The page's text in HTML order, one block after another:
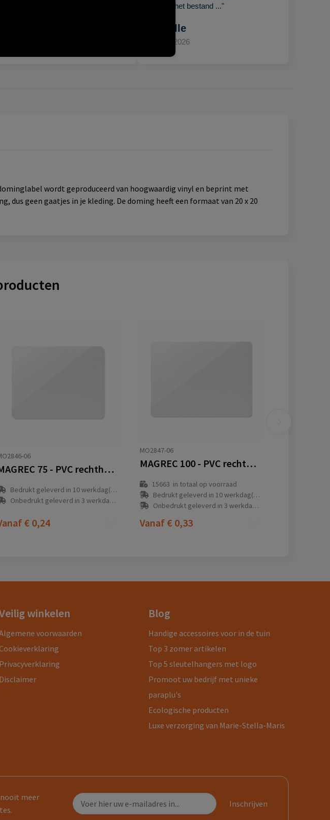
keer en het bestand ..."
Mariëlle
15 april 2026
wordt geproduceerd van hoogwaardig vinyl en beprint met
geen gaatjes in je kleding. De doming heeft een formaat van 20 x 20
06
MAGREC 75 - PVC rechthoekige magneet
Bedrukt geleverd in 10 werkdag(en)
Onbedrukt geleverd in 3 werkdag(en)
€ 0,24
MO2847-06
MAGREC 100 - PVC rechthoekige magneet
15663 in totaal op voorraad
Bedrukt geleverd in 10 werkdag(en)
Onbedrukt geleverd in 3 werkdag(en)
Vanaf € 0,33
winkelen
voorwaarden
Privacyverklaring
Disclaimer
Blog
Handige accessoires voor in de tuin
Top 3 zomer artikelen
Top 5 sleutelhangers met logo
Promoot uw bedrijf met unieke
paraplu's
Ecologische producten
Luxe verzorging van Marie-Stella-Maris
meer